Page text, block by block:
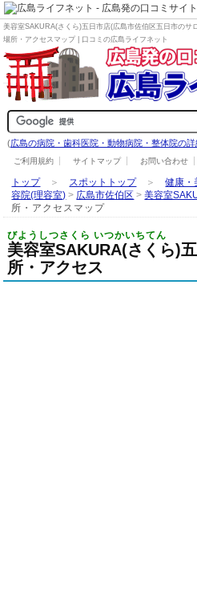
美容室SAKURA(さくら)五日市店(広島市佐伯区五日市のサ
場所・アクセスマップ | 口コミの広島ライフネット
(広島の病院・歯科医院・動物病院・整体院の
ご利用規約 サイトマップ お問い合わせ
トップ＞ スポットトップ＞健康・
容院(理容室) > 広島市佐伯区 >美容室
所・アクセスマップ
びようしつさくら いつかいちてん
美容室SAKURA(さくら)
所・アクセス